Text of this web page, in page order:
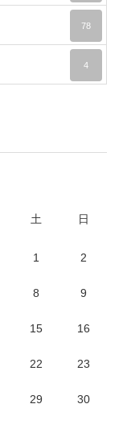
78
4
土 日
1 2
8 9
15 16
22 23
29 30